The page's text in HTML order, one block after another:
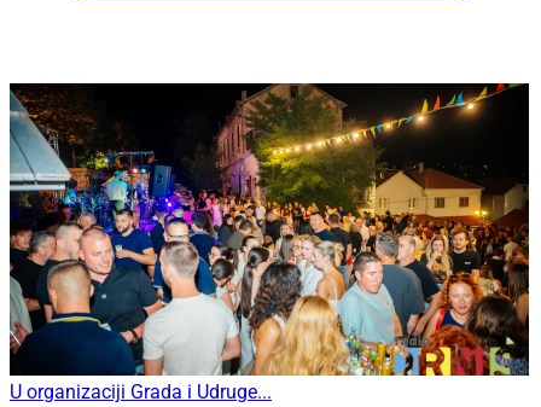
U organizaciji Grada i Udruge...